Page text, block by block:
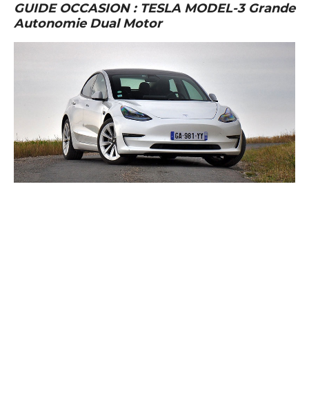
GUIDE OCCASION : TESLA MODEL-3 Grande
Autonomie Dual Motor